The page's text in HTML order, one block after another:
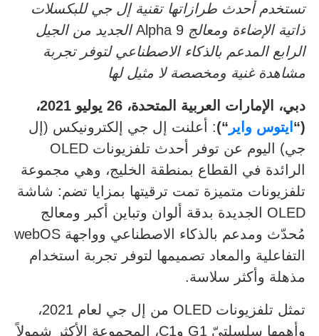
تستخدم أحدث طرازاتها تقنية إل جي للبكسلات
ذاتية الإضاءة ومعالجAlpha 9الجديد من الجيل
الرابع المدعم بالذكاء الاصطناعي لتوفر تجربة
مشاهدة غنية ومخصصة لا مثيل لها
دبي، الإمارات العربية المتحدة، 26 يوليو 2021
،
(“ ايتوس واير “): أعلنت إل جي إلكترونيكس (إل
جي) اليوم عن توفر أحدث تلفزيونات OLED
الرائدة في القطاع بمنطقة الخليج، وهي مجموعة
تلفزيونات متميزة تمت ترقيتها بمزايا تضم: شاشة
OLED الجديدة بدقة ألوان وتباين أكبر ومعالج
مُحدّث ومدعم بالذكاء الاصطناعي وواجهة webOS
التفاعلية والمعاد تصميمها لتوفر تجربة استخدام
مذهلة وأكثر سلاسة.
تمثل تلفزيونات OLED من إل جي لعام 2021،
وأهمها سلسلتيّ G1 وC1، المجموعة الأكثر شمولاً